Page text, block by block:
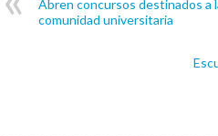
Abren concursos destinados a
comunidad universitaria